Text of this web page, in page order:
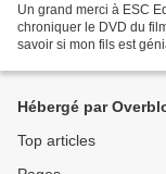
Un grand merci à ESC
chroniquer le DVD du
savoir si mon fils est
Hébergé par
Top articles